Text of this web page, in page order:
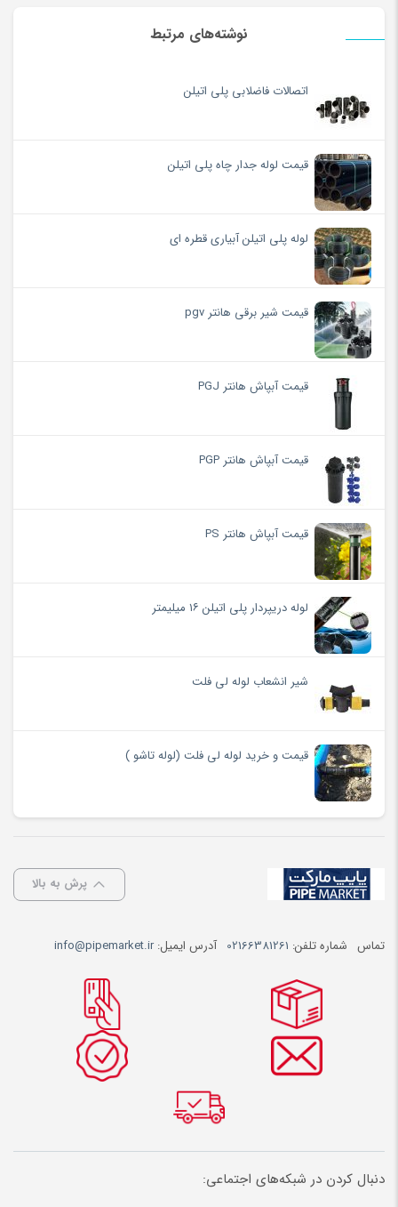
نوشته‌های مرتبط
اتصالات فاضلابی پلی اتیلن
قیمت لوله جدار چاه پلی اتیلن
لوله پلی اتیلن آبیاری قطره ای
قیمت شیر برقی هانتر pgv
قیمت آبپاش هانتر PGJ
قیمت آبپاش هانتر PGP
قیمت آبپاش هانتر PS
لوله دریپردار پلی اتیلن ۱۶ میلیمتر
شیر انشعاب لوله لی فلت
قیمت و خرید لوله لی فلت (لوله تاشو )
پرش به بالا
تماس شماره تلفن: 02166381261 آدرس ایمیل:info@pipemarket.ir
دنبال کردن در شبکه‌های اجتماعی: